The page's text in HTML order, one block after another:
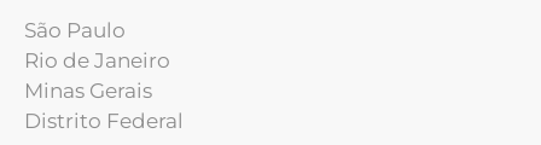
São Paulo
Rio de Janeiro
Minas Gerais
Distrito Federal